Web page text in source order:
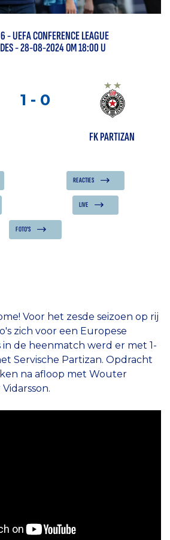
6-UEFA CONFERENCE LEAGUE
- 28-08-2024 OM 18:00 U
1 - 0
FK PARTIZAN
REACTIES
LIVE
FOTO'S
Voor het zesde seizoen op rij
zich voor een Europese
in de heenmatch werd er met 1-
Servische Partizan. Opdracht
na afloop met Wouter